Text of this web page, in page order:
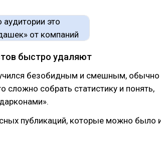
быстро удаляют
безобидным и смешным, обычно
сложно собрать статистику и понять,
публикаций, которые можно было